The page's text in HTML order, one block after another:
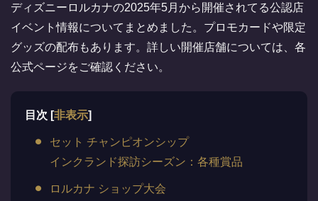
ディズニーロルカナの2025年5月から開催されてる公認店
イベント情報についてまとめました。プロモカードや限定
グッズの配布もあります。詳しい開催店舗については、各
公式ページをご確認ください。
目次 [非表示]
セット チャンピオンシップ
インクランド探訪シーズン：各種賞品
ロルカナ ショップ大会